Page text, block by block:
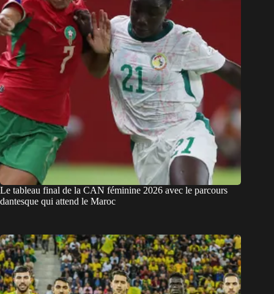
Le tableau final de la CAN féminine 2026 avec le parcours
dantesque qui attend le Maroc